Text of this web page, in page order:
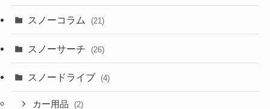
スノーコラム (21)
スノーサーチ (26)
スノードライブ (4)
カー用品 (2)